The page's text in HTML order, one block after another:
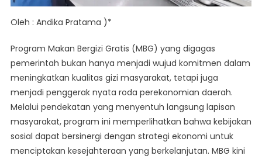
Oleh : Andika Pratama )*
Program Makan Bergizi Gratis (MBG) yang digagas
pemerintah bukan hanya menjadi wujud komitmen dalam
meningkatkan kualitas gizi masyarakat, tetapi juga
menjadi penggerak nyata roda perekonomian daerah.
Melalui pendekatan yang menyentuh langsung lapisan
masyarakat, program ini memperlihatkan bahwa kebijakan
sosial dapat bersinergi dengan strategi ekonomi untuk
menciptakan kesejahteraan yang berkelanjutan. MBG kini